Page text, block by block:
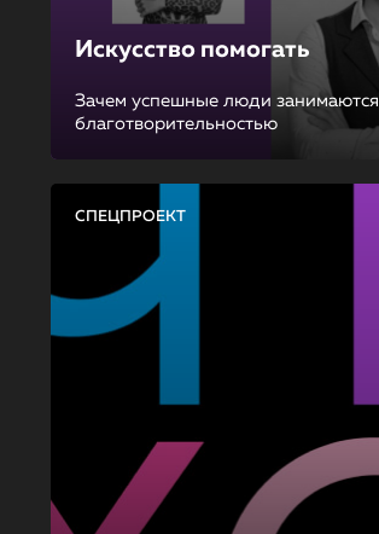
Искусство помогать
Зачем успешные люди занимаются
благотворительностью
СПЕЦПРОЕКТ